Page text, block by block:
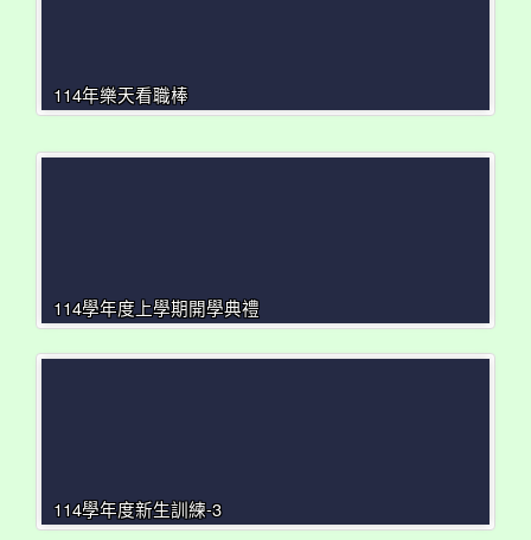
114年樂天看職棒
114學年度上學期開學典禮
114學年度新生訓練-3